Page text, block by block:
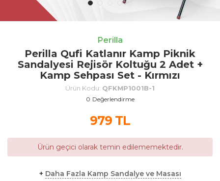
Perilla
Perilla Qufi Katlanır Kamp Piknik
Sandalyesi Rejisör Koltuğu 2 Adet +
Kamp Sehpası Set - Kırmızı
Ürün Kodu: QFKMP1001B-1
0 Değerlendirme
979 TL
Ürün geçici olarak temin edilememektedir.
+ Daha Fazla Kamp Sandalye ve Masası